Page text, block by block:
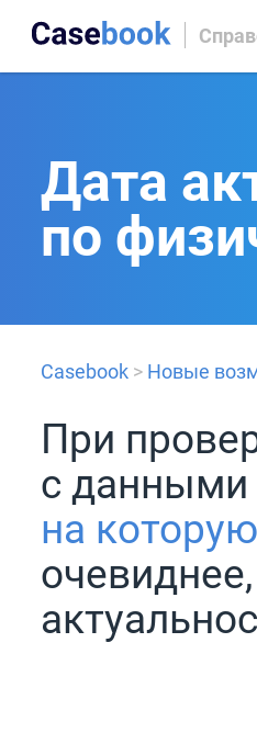
Дата
по
Casebook > Новые
При
с данными
на